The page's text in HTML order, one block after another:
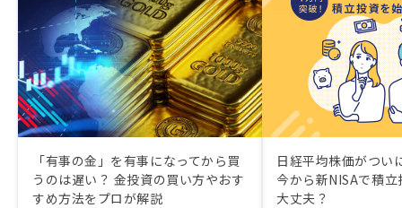
「有事の金」を有事になってから買
うのは遅い？ 金投資の買い方やおす
すめ方法をプロが解説
日経平均株価がつい
今から新NISAで積
大丈夫？